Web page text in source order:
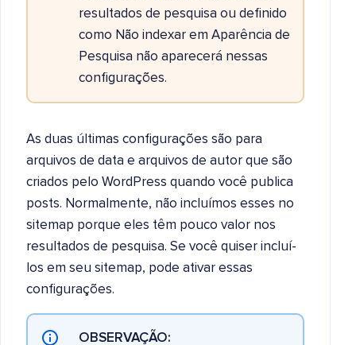
resultados de pesquisa ou definido
como Não indexar em Aparência de
Pesquisa não aparecerá nessas
configurações.
As duas últimas configurações são para
arquivos de data e arquivos de autor que são
criados pelo WordPress quando você publica
posts. Normalmente, não incluímos esses no
sitemap porque eles têm pouco valor nos
resultados de pesquisa. Se você quiser incluí-
los em seu sitemap, pode ativar essas
configurações.
OBSERVAÇÃO: